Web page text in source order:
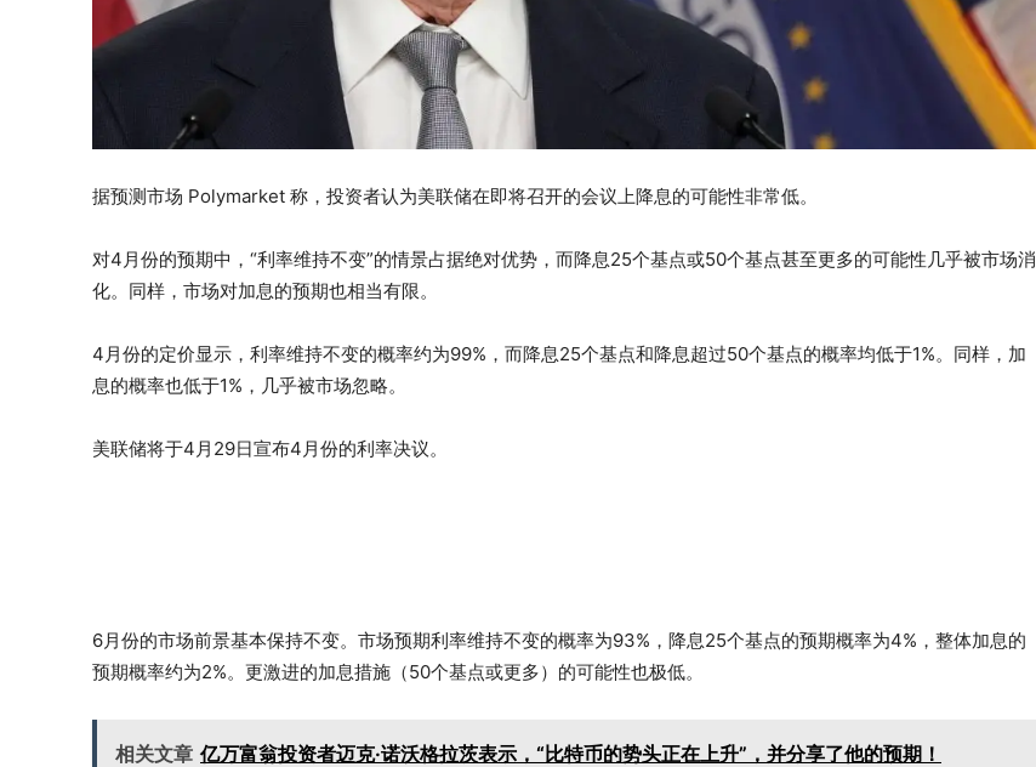
据预测市场 Polymarket 称，投资者认为美联储在即将召开的会议上降息的可能性非常低。
对4月份的预期中，“利率维持不变”的情景占据绝对优势，而降息25个基点或50个基点甚至更多的可能性几乎被市场消
化。同样，市场对加息的预期也相当有限。
4月份的定价显示，利率维持不变的概率约为99%，而降息25个基点和降息超过50个基点的概率均低于1%。同样，加
息的概率也低于1%，几乎被市场忽略。
美联储将于4月29日宣布4月份的利率决议。
6月份的市场前景基本保持不变。市场预期利率维持不变的概率为93%，降息25个基点的预期概率为4%，整体加息的
预期概率约为2%。更激进的加息措施（50个基点或更多）的可能性也极低。
相关文章 亿万富翁投资者迈克·诺沃格拉茨表示，“比特币的势头正在上升”，并分享了他的预期！